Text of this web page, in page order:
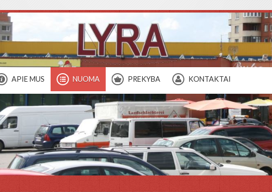
APIE MUS NUOMA PREKYBA KONTAKTAI